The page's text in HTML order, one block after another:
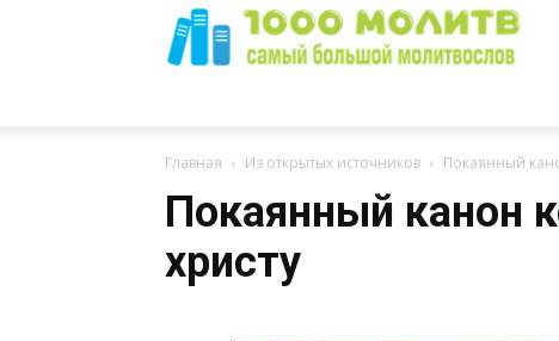
Молитв
Главная Из открытых источников Покаянный
Покаянный канон
христу